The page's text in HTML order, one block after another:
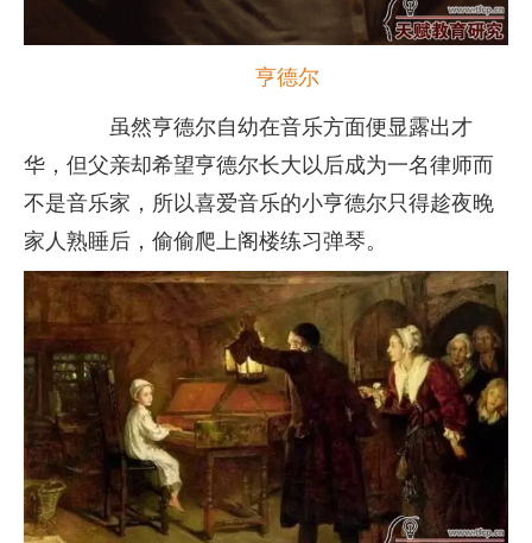
亨德尔
虽然亨德尔自幼在音乐方面便显露出才
华，但父亲却希望亨德尔长大以后成为一名律师而
不是音乐家，所以喜爱音乐的小亨德尔只得趁夜晚
家人熟睡后，偷偷爬上阁楼练习弹琴。